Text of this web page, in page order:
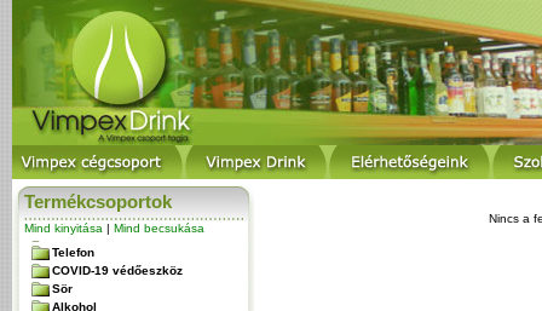
Termékcsoportok
Mind kinyitása | Mind becsukása
Telefon
COVID-19 védőeszköz
Sör
Alkohol
Nincs a